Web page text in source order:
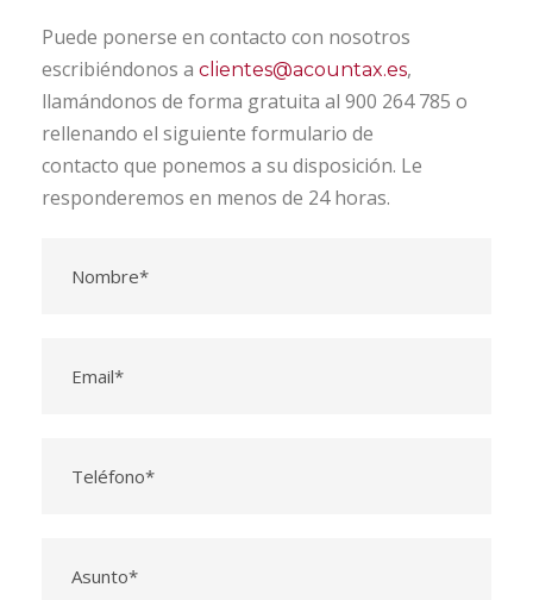
Puede ponerse en contacto con nosotros
escribiéndonos a clientes@acountax.es,
llamándonos de forma gratuita al 900 264 785 o
rellenando el siguiente formulario de
contacto que ponemos a su disposición. Le
responderemos en menos de 24 horas.